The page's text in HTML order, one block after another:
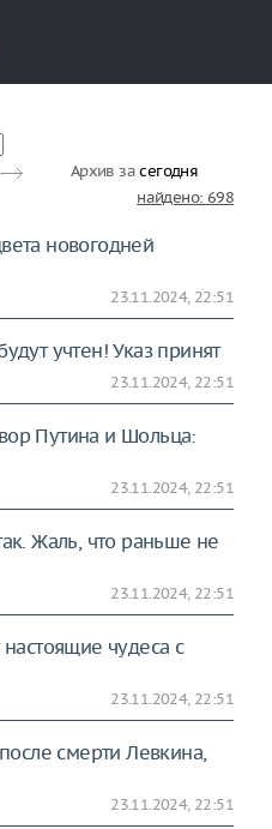
Архив засегодня
найдено: 698
новогодней
23.11.2024, 22:51
учтен! Указ принят
23.11.2024, 22:51
Путина и Шольца:
23.11.2024, 22:51
Жаль, что раньше не
23.11.2024, 22:51
чудеса с
23.11.2024, 22:51
смерти Левкина,
23.11.2024, 22:51